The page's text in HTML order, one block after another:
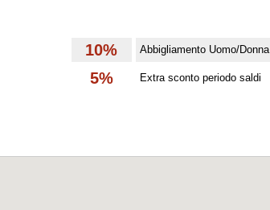
10% Abbigliamento Uomo/Donna
5% Extra sconto periodo saldi